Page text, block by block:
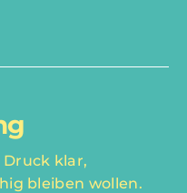
Druck klar,
bleiben wollen.